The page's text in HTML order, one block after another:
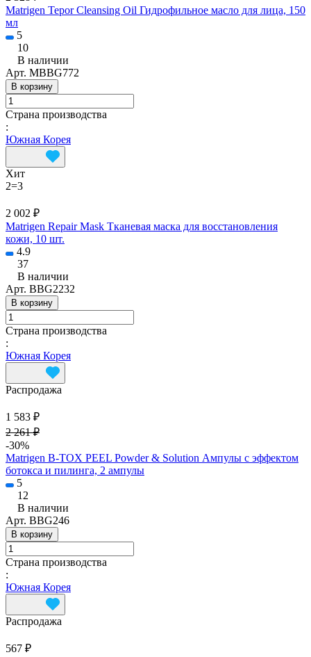
Matrigen Tepor Cleansing Oil Гидрофильное масло для лица, 150
мл
5
10
В наличии
Арт. MBBG772
В корзину
Страна производства
:
Южная Корея
Хит
2=3
2 002 ₽
Matrigen Repair Mask Тканевая маска для восстановления
кожи, 10 шт.
4.9
37
В наличии
Арт. BBG2232
В корзину
Страна производства
:
Южная Корея
Распродажа
1 583 ₽
2 261 ₽
-30%
Matrigen B-TOX PEEL Powder & Solution Ампулы с эффектом
ботокса и пилинга, 2 ампулы
5
12
В наличии
Арт. BBG246
В корзину
Страна производства
:
Южная Корея
Распродажа
567 ₽